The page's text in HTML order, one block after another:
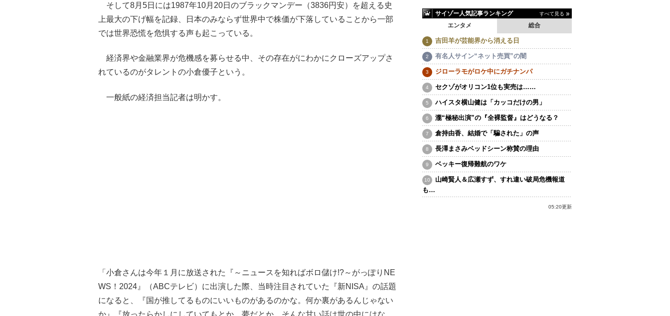
そして8月5日には1987年10月20日のブラックマンデー（3836円安）を超える史
上最大の下げ幅を記録、日本のみならず世界中で株価が下落していることから一部
では世界恐慌を危惧する声も起こっている。
経済界や金融業界が危機感を募らせる中、その存在がにわかにクローズアップさ
れているのがタレントの小倉優子という。
一般紙の経済担当記者は明かす。
「小倉さんは今年１月に放送された『～ニュースを知ればボロ儲け!?～がっぽりNE
WS！2024』（ABCテレビ）に出演した際、当時注目されていた『新NISA』の話題
になると、『国が推してるものにいいものがあるのかな。何か裏があるんじゃない
サイゾー人気記事ランキング すべて見る
エンタメ 総合
吉田羊が芸能界から消える日
有名人サイン“ネット売買”の闇
ジローラモがロケ中にガチナンパ
セクゾがオリコン1位も実売は……
ハイスタ横山健は「カッコだけの男」
瀧“極秘出演”の『全裸監督』はどうなる？
倉持由香、結婚で「騙された」の声
長澤まさみベッドシーン称賛の理由
ベッキー復帰難航のワケ
山崎賢人＆広瀬すず、すれ違い破局危機報道
も…
05:20更新